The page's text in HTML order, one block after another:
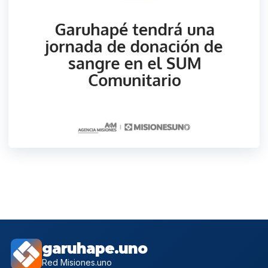
garuhape.uno
Red Misiones.uno